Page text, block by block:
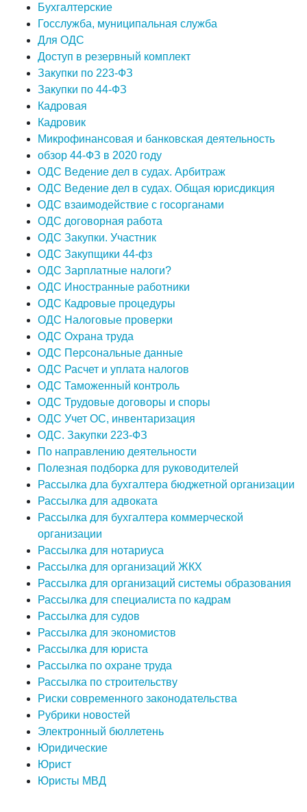
Бухгалтерские
Госслужба, муниципальная служба
Для ОДС
Доступ в резервный комплект
Закупки по 223-ФЗ
Закупки по 44-ФЗ
Кадровая
Кадровик
Микрофинансовая и банковская деятельность
обзор 44-ФЗ в 2020 году
ОДС Ведение дел в судах. Арбитраж
ОДС Ведение дел в судах. Общая юрисдикция
ОДС взаимодействие с госорганами
ОДС договорная работа
ОДС Закупки. Участник
ОДС Закупщики 44-фз
ОДС Зарплатные налоги?
ОДС Иностранные работники
ОДС Кадровые процедуры
ОДС Налоговые проверки
ОДС Охрана труда
ОДС Персональные данные
ОДС Расчет и уплата налогов
ОДС Таможенный контроль
ОДС Трудовые договоры и споры
ОДС Учет ОС, инвентаризация
ОДС. Закупки 223-ФЗ
По направлению деятельности
Полезная подборка для руководителей
Рассылка дла бухгалтера бюджетной организации
Рассылка для адвоката
Рассылка для бухгалтера коммерческой
организации
Рассылка для нотариуса
Рассылка для организаций ЖКХ
Рассылка для организаций системы образования
Рассылка для специалиста по кадрам
Рассылка для судов
Рассылка для экономистов
Рассылка для юриста
Рассылка по охране труда
Рассылка по строительству
Риски современного законодательства
Рубрики новостей
Электронный бюллетень
Юридические
Юрист
Юристы МВД